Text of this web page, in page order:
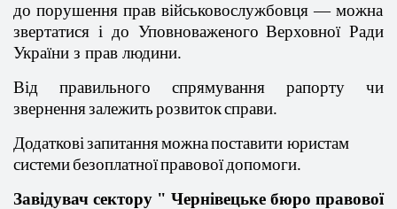
до порушення прав військовослужбовця — можна
звертатися і до Уповноваженого ВерховноїРади
України з прав людини.
Від правильного спрямування рапорту чи
зверненнязалежитьрозвитоксправи.
Додаткові запитанняможнапоставити юристам
системибезоплатноїправовоїдопомоги.
Завідувач сектору " Чернівецьке бюро правової